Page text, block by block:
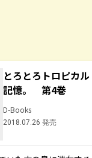
とろとろトロピカ
記憶。 第4巻
D-Books
2018.07.26 発売